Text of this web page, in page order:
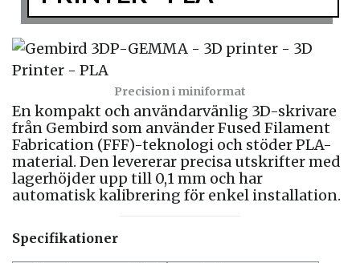
Precision i miniformat
En kompakt och användarvänlig 3D-skrivare
från Gembird som använder Fused Filament
Fabrication (FFF)-teknologi och stöder PLA-
material. Den levererar precisa utskrifter med
lagerhöjder upp till 0,1 mm och har
automatisk kalibrering för enkel installation.
Specifikationer